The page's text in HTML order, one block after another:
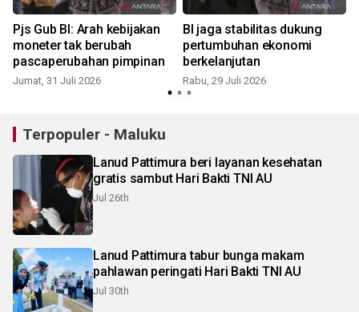
Pjs Gub BI: Arah kebijakan
moneter tak berubah
pascaperubahan pimpinan
Jumat, 31 Juli 2026
BI jaga stabilitas dukung
pertumbuhan ekonomi
berkelanjutan
Rabu, 29 Juli 2026
Terpopuler - Maluku
Lanud Pattimura beri layanan kesehatan
gratis sambut Hari Bakti TNI AU
Jul 26th
Lanud Pattimura tabur bunga makam
pahlawan peringati Hari Bakti TNI AU
Jul 30th